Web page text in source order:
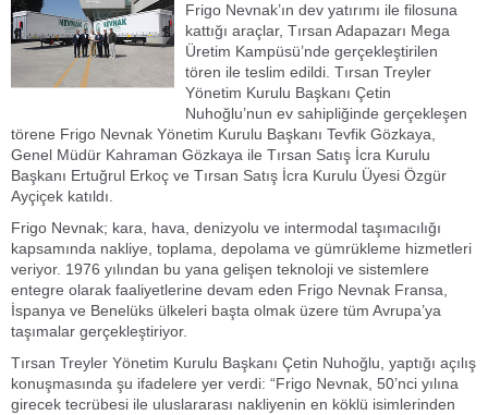
Frigo Nevnak’ın dev yatırımı ile filosuna
kattığı araçlar, Tırsan Adapazarı Mega
Üretim Kampüsü’nde gerçekleştirilen
tören ile teslim edildi. Tırsan Treyler
Yönetim Kurulu Başkanı Çetin
Nuhoğlu’nun ev sahipliğinde gerçekleşen
törene Frigo Nevnak Yönetim Kurulu Başkanı Tevfik Gözkaya,
Genel Müdür Kahraman Gözkaya ile Tırsan Satış İcra Kurulu
Başkanı Ertuğrul Erkoç ve Tırsan Satış İcra Kurulu Üyesi Özgür
Ayçiçek katıldı.
Frigo Nevnak; kara, hava, denizyolu ve intermodal taşımacılığı
kapsamında nakliye, toplama, depolama ve gümrükleme hizmetleri
veriyor. 1976 yılından bu yana gelişen teknoloji ve sistemlere
entegre olarak faaliyetlerine devam eden Frigo Nevnak Fransa,
İspanya ve Benelüks ülkeleri başta olmak üzere tüm Avrupa’ya
taşımalar gerçekleştiriyor.
Tırsan Treyler Yönetim Kurulu Başkanı Çetin Nuhoğlu, yaptığı açılış
konuşmasında şu ifadelere yer verdi: “Frigo Nevnak, 50’nci yılına
girecek tecrübesi ile uluslararası nakliyenin en köklü isimlerinden